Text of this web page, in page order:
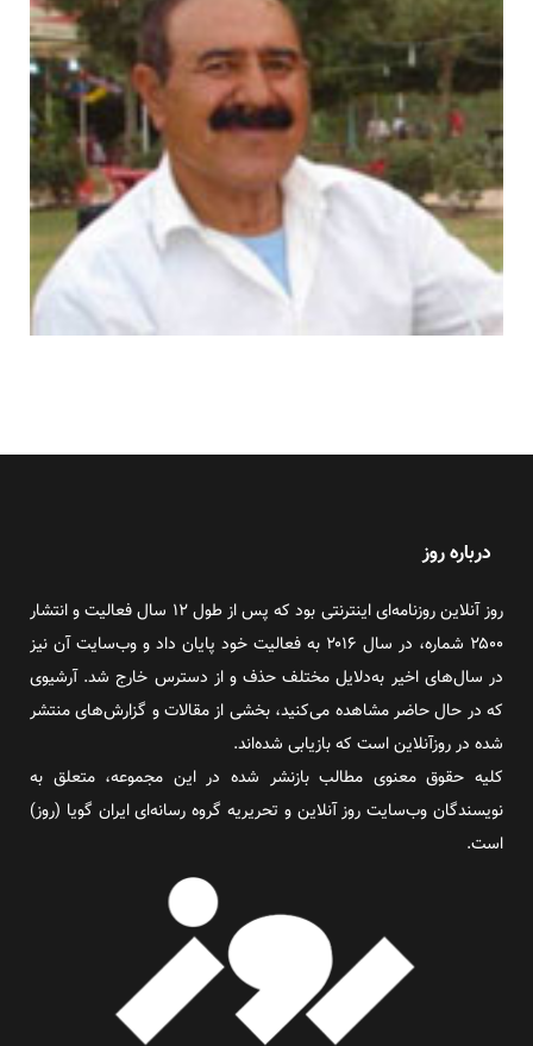
درباره روز
روز آنلاین روزنامه‌ای اینترنتی بود که پس از طول ۱۲ سال فعالیت و انتشار
۲۵۰۰ شماره، در سال ۲۰۱۶ به فعالیت خود پایان داد و وب‌سایت آن نیز
در سال‌های اخیر به‌دلایل مختلف حذف و از دسترس خارج شد. آرشیوی
که در حال حاضر مشاهده می‌کنید، بخشی از مقالات و گزارش‌های منتشر
شده در روزآنلاین است که بازیابی شده‌اند.
کلیه حقوق معنوی مطالب بازنشر شده در این مجموعه، متعلق به
نویسندگان وب‌سایت روز آنلاین و تحریریه گروه رسانه‌ای ایران گویا (روز)
است.